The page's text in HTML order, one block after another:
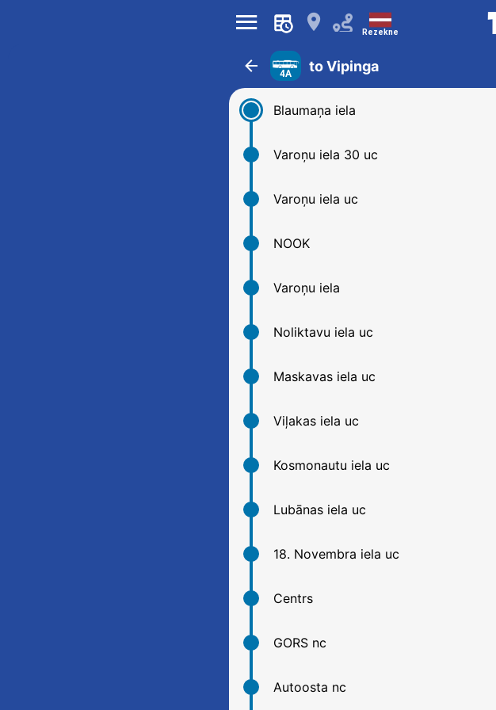
󰍜 󰍎 Rezekne
󰁍 4A to Vipinga
Blaumaņa iela
Varoņu iela 30 uc
Varoņu iela uc
NOOK
Varoņu iela
Noliktavu iela uc
Maskavas iela uc
Viļakas iela uc
Kosmonautu iela uc
Lubānas iela uc
18. Novembra iela uc
Centrs
GORS nc
Autoosta nc